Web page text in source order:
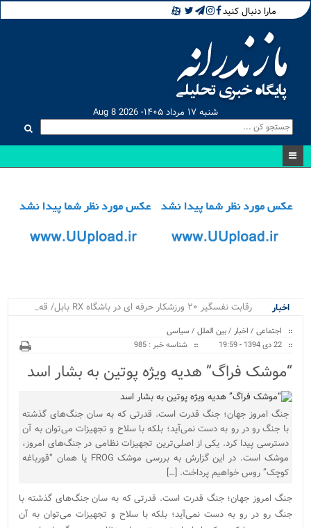
مارا دنبال کنید
شنبه ۱۷ مرداد ۱۴۰۵- Aug 8 2026
اخبار
رقابت نفسگیر ۲۰ ورزشکار حرفه ای در باشگاه RX بابل/ قهرمانان
اجتماعی / اخبار /بین الملل / سیاسی
22 دی 1394 - 19:59
شناسه خبر : 985
“موشک فراگ” هدیه ویژه پوتین به بشار اسد
جنگ‌ امروز جهان؛ جنگ قدرت است. قدرتی که به سان جنگ‌های گذشته
با جنگ رو در رو به دست نمی‌آید؛ بلکه با سلاح و تجهیزات می‌توان به آن
دسترسی پیدا کرد. یکی از اصلی‌ترین تجهیزات نظامی در جنگ‌های امروز،
موشک است. در این گزارش به بررسی موشک FROG یا همان “قورباغه
کوچک” روس خواهیم پرداخت. […]
جنگ‌ امروز جهان؛ جنگ قدرت است. قدرتی که به سان جنگ‌های گذشته با
جنگ رو در رو به دست نمی‌آید؛ بلکه با سلاح و تجهیزات می‌توان به آن